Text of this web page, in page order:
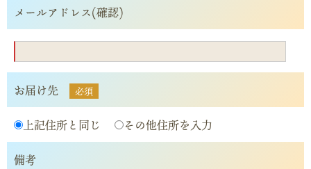
メールアドレス(確認)
お届け先 必須
上記住所と同じ その他住所を入力
備考